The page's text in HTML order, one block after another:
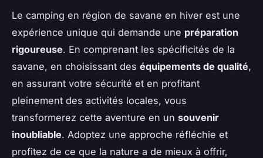
Le camping en région de savane en hiver est une
expérience unique qui demande une préparation
rigoureuse. En comprenant les spécificités de la
savane, en choisissant des équipements de qualité,
en assurant votre sécurité et en profitant
pleinement des activités locales, vous
transformerez cette aventure en un souvenir
inoubliable. Adoptez une approche réfléchie et
profitez de ce que la nature a de mieux à offrir,